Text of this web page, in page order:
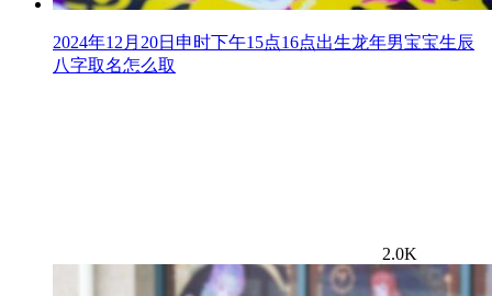
2024年12月20日申时下午15点16点出生龙年男宝宝生辰
八字取名怎么取
2.0K